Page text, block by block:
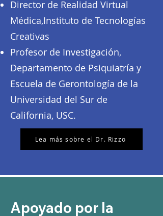
Director de Realidad Virtual
Médica,Instituto de Tecnologías
Creativas
Profesor de Investigación,
Departamento de Psiquiatría y
Escuela de Gerontología de la
Universidad del Sur de
California, USC.
Lea más sobre el Dr. Rizzo
Apoyado por la